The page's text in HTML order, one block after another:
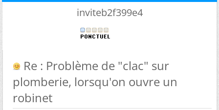
inviteb2f399e4
Re : Problème de "clac" sur
plomberie, lorsqu'on ouvre un
robinet